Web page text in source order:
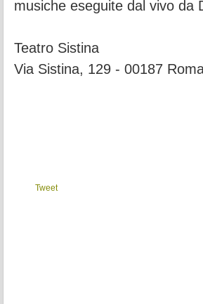
musiche eseguite dal vivo da
Teatro Sistina
Via Sistina, 129 - 00187
Tweet